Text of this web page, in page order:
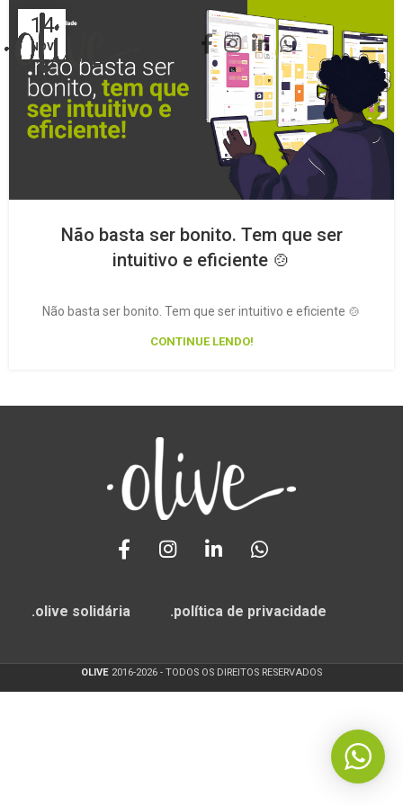
14
NOV
Não basta ser bonito. Tem que ser
intuitivo e eficiente 🍲
Não basta ser bonito. Tem que ser intuitivo e eficiente 🍲
CONTINUE LENDO!
.olive solidária .política de privacidade
OLIVE 2016-2026 - TODOS OS DIREITOS RESERVADOS